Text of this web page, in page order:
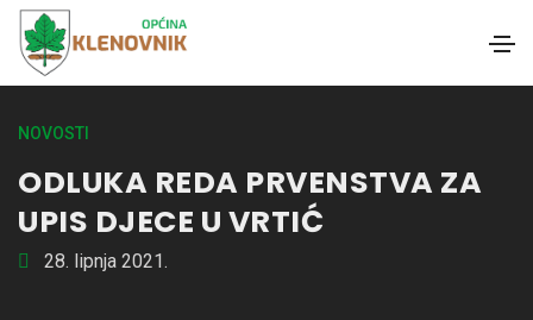
NOVOSTI
ODLUKA REDA PRVENSTVA ZA
UPIS DJECE U VRTIĆ
28. lipnja 2021.